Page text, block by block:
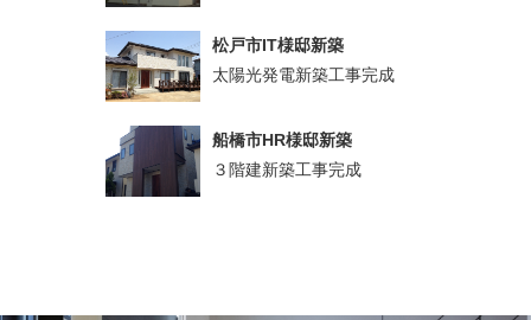
松戸市IT様邸新築
太陽光発電新築工事完成
船橋市HR様邸新築
３階建新築工事完成